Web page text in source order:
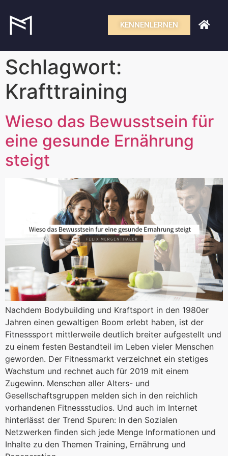
KENNENLERNEN
Schlagwort:
Krafttraining
Wieso das Bewusstsein für
eine gesunde Ernährung
steigt
Nachdem Bodybuilding und Kraftsport in den 1980er
Jahren einen gewaltigen Boom erlebt haben, ist der
Fitnesssport mittlerweile deutlich breiter aufgestellt und
zu einem festen Bestandteil im Leben vieler Menschen
geworden. Der Fitnessmarkt verzeichnet ein stetiges
Wachstum und rechnet auch für 2019 mit einem
Zugewinn. Menschen aller Alters- und
Gesellschaftsgruppen melden sich in den reichlich
vorhandenen Fitnessstudios. Und auch im Internet
hinterlässt der Trend Spuren: In den Sozialen
Netzwerken finden sich jede Menge Informationen und
Inhalte zu den Themen Training, Ernährung und